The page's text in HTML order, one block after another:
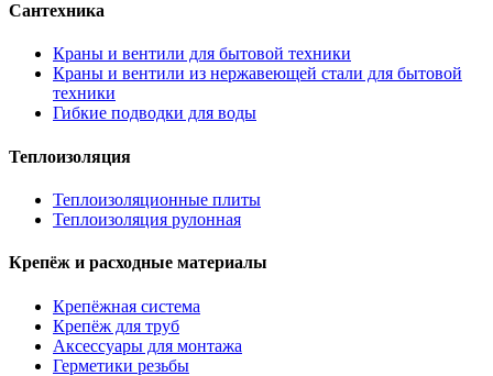
Сантехника
Краны и вентили для бытовой техники
Краны и вентили из нержавеющей стали для бытовой
техники
Гибкие подводки для воды
Теплоизоляция
Теплоизоляционные плиты
Теплоизоляция рулонная
Крепёж и расходные материалы
Крепёжная система
Крепёж для труб
Аксессуары для монтажа
Герметики резьбы